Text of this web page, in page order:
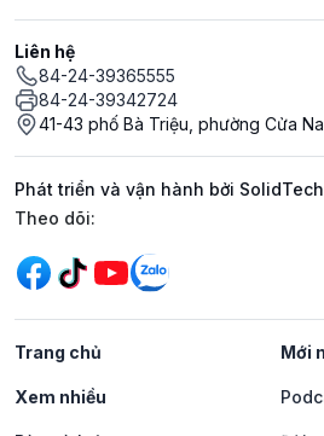
Liên hệ
84-24-39365555
84-24-39342724
41-43 phố Bà Triệu, phường Cửa
Phát triển và vận hành bởi SolidTech
Mạng xã hội
Theo dõi:
Trang chủ Mới
Xem nhiều